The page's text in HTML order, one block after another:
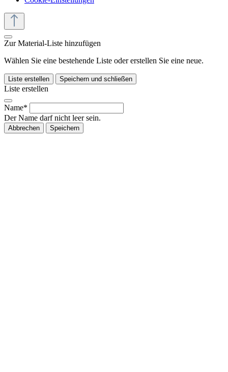
Zur Material-Liste hinzufügen
Wählen Sie eine bestehende Liste oder erstellen Sie eine neue.
Liste erstellen Speichern und schließen
Liste erstellen
Name*
Der Name darf nicht leer sein.
Abbrechen Speichern